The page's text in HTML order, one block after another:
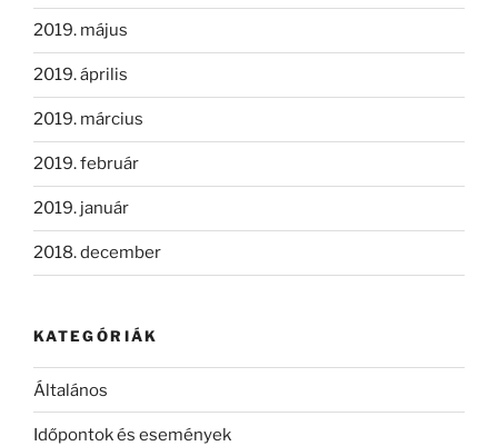
2019. május
2019. április
2019. március
2019. február
2019. január
2018. december
KATEGÓRIÁK
Általános
Időpontok és események